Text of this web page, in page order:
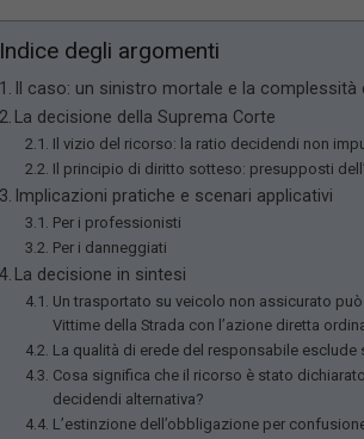
Indice degli argomenti
Il caso: un sinistro mortale e la
La decisione della Suprema Corte
Il vizio del ricorso: la ratio decidendi non
Il principio di diritto sotteso: presupposti
Implicazioni pratiche e scenari applicativi
Per i professionisti
Per i danneggiati
La decisione in sintesi
Un trasportato su veicolo non assicurato
Vittime della Strada con l’azione diretta
La qualità di erede del responsabile
Cosa significa che il ricorso è stato
decidendi alternativa?
L’estinzione dell’obbligazione per